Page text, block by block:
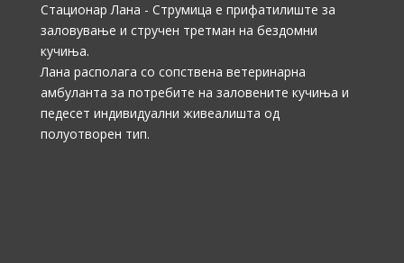
Стационар Лана - Струмица е прифатилиште за
заловување и стручен третман на бездомни
кучиња.
Лана располага со сопствена ветеринарна
амбуланта за потребите на заловените кучиња и
педесет индивидуални живеалишта од
полуотворен тип.